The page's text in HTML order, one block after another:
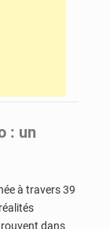
: un
à travers 39
dans